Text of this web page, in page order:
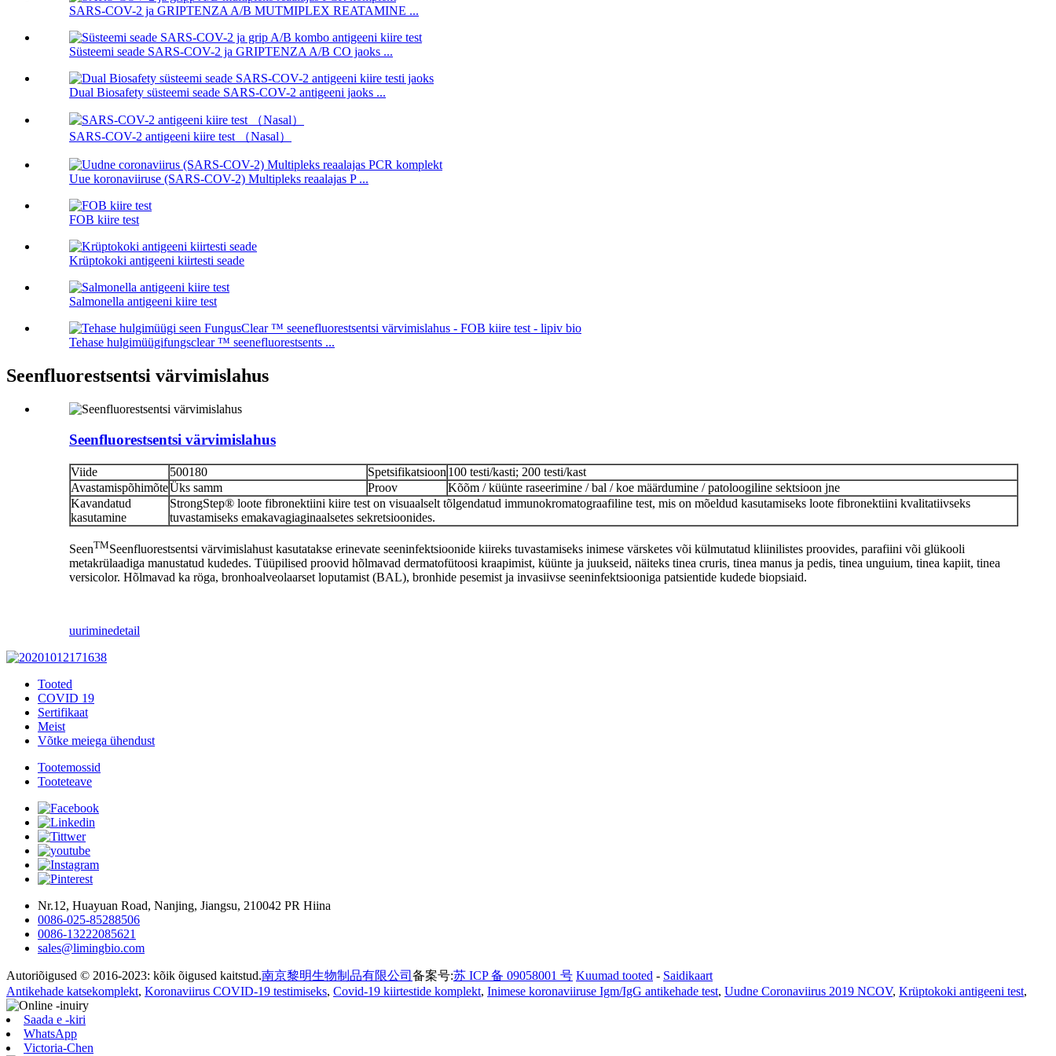
SARS-COV-2 ja GRIPTENZA A/B MUTMIPLEX REATAMINE ...
Süsteemi seade SARS-COV-2 ja GRIPTENZA A/B CO jaoks ...
Dual Biosafety süsteemi seade SARS-COV-2 antigeeni jaoks ...
SARS-COV-2 antigeeni kiire test （Nasal）
Uue koronaviiruse (SARS-COV-2) Multipleks reaalajas P ...
FOB kiire test
Krüptokoki antigeeni kiirtesti seade
Salmonella antigeeni kiire test
Tehase hulgimüügifungsclear ™ seenefluorestsents ...
Seenfluorestsentsi värvimislahus
Seenfluorestsentsi värvimislahus
Viide 500180 Spetsifikatsioon 100 testi/kasti; 200 testi/kast
AvastamispõhimõteÜks samm Proov
Kõõm / küünte raseerimine / bal / koe määrdumine / patoloogiline sektsioon jne
Kavandatud
kasutamine
StrongStep® loote fibronektiini kiire test on visuaalselt tõlgendatud immunokromatograafiline test, mis on mõeldud kasutamiseks loote fibronektiini kvalitatiivseks
tuvastamiseks emakavagiaginaalsetes sekretsioonides.
SeenTMSeenfluorestsentsi värvimislahust kasutatakse erinevate seeninfektsioonide kiireks tuvastamiseks inimese värsketes või külmutatud kliinilistes proovides, parafiini või glükooli
metakrülaadiga manustatud kudedes. Tüüpilised proovid hõlmavad dermatofütoosi kraapimist, küünte ja juukseid, näiteks tinea cruris, tinea manus ja pedis, tinea unguium, tinea kapiit, tinea
versicolor. Hõlmavad ka röga, bronhoalveolaarset loputamist (BAL), bronhide pesemist ja invasiivse seeninfektsiooniga patsientide kudede biopsiaid.
uuriminedetail
Tooted
COVID 19
Sertifikaat
Meist
Võtke meiega ühendust
Tootemossid
Tooteteave
Nr.12, Huayuan Road, Nanjing, Jiangsu, 210042 PR Hiina
0086-025-85288506
0086-13222085621
sales@limingbio.com
Autoriõigused © 2016-2023: kõik õigused kaitstud.南京黎明生物制品有限公司 备案号:苏 ICP 备 09058001 号 Kuumad tooted - Saidikaart
Antikehade katsekomplekt, Koronaviirus COVID-19 testimiseks, Covid-19 kiirtestide komplekt, Inimese koronaviiruse Igm/IgG antikehade test, Uudne Coronaviirus 2019 NCOV, Krüptokoki antigeeni test,
Saada e -kiri
WhatsApp
Victoria-Chen